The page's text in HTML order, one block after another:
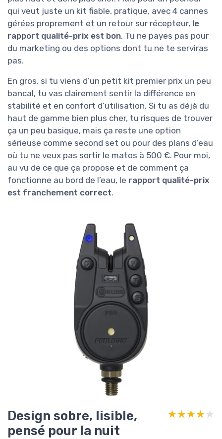
qui veut juste un kit fiable, pratique, avec 4 cannes
gérées proprement et un retour sur récepteur, le
rapport qualité-prix est bon. Tu ne payes pas pour
du marketing ou des options dont tu ne te serviras
pas.
En gros, si tu viens d’un petit kit premier prix un peu
bancal, tu vas clairement sentir la différence en
stabilité et en confort d’utilisation. Si tu as déjà du
haut de gamme bien plus cher, tu risques de trouver
ça un peu basique, mais ça reste une option
sérieuse comme second set ou pour des plans d’eau
où tu ne veux pas sortir le matos à 500 €. Pour moi,
au vu de ce que ça propose et de comment ça
fonctionne au bord de l’eau, le rapport qualité-prix
est franchement correct.
Design sobre, lisible,
pensé pour la nuit
★★★★★
★★★★★